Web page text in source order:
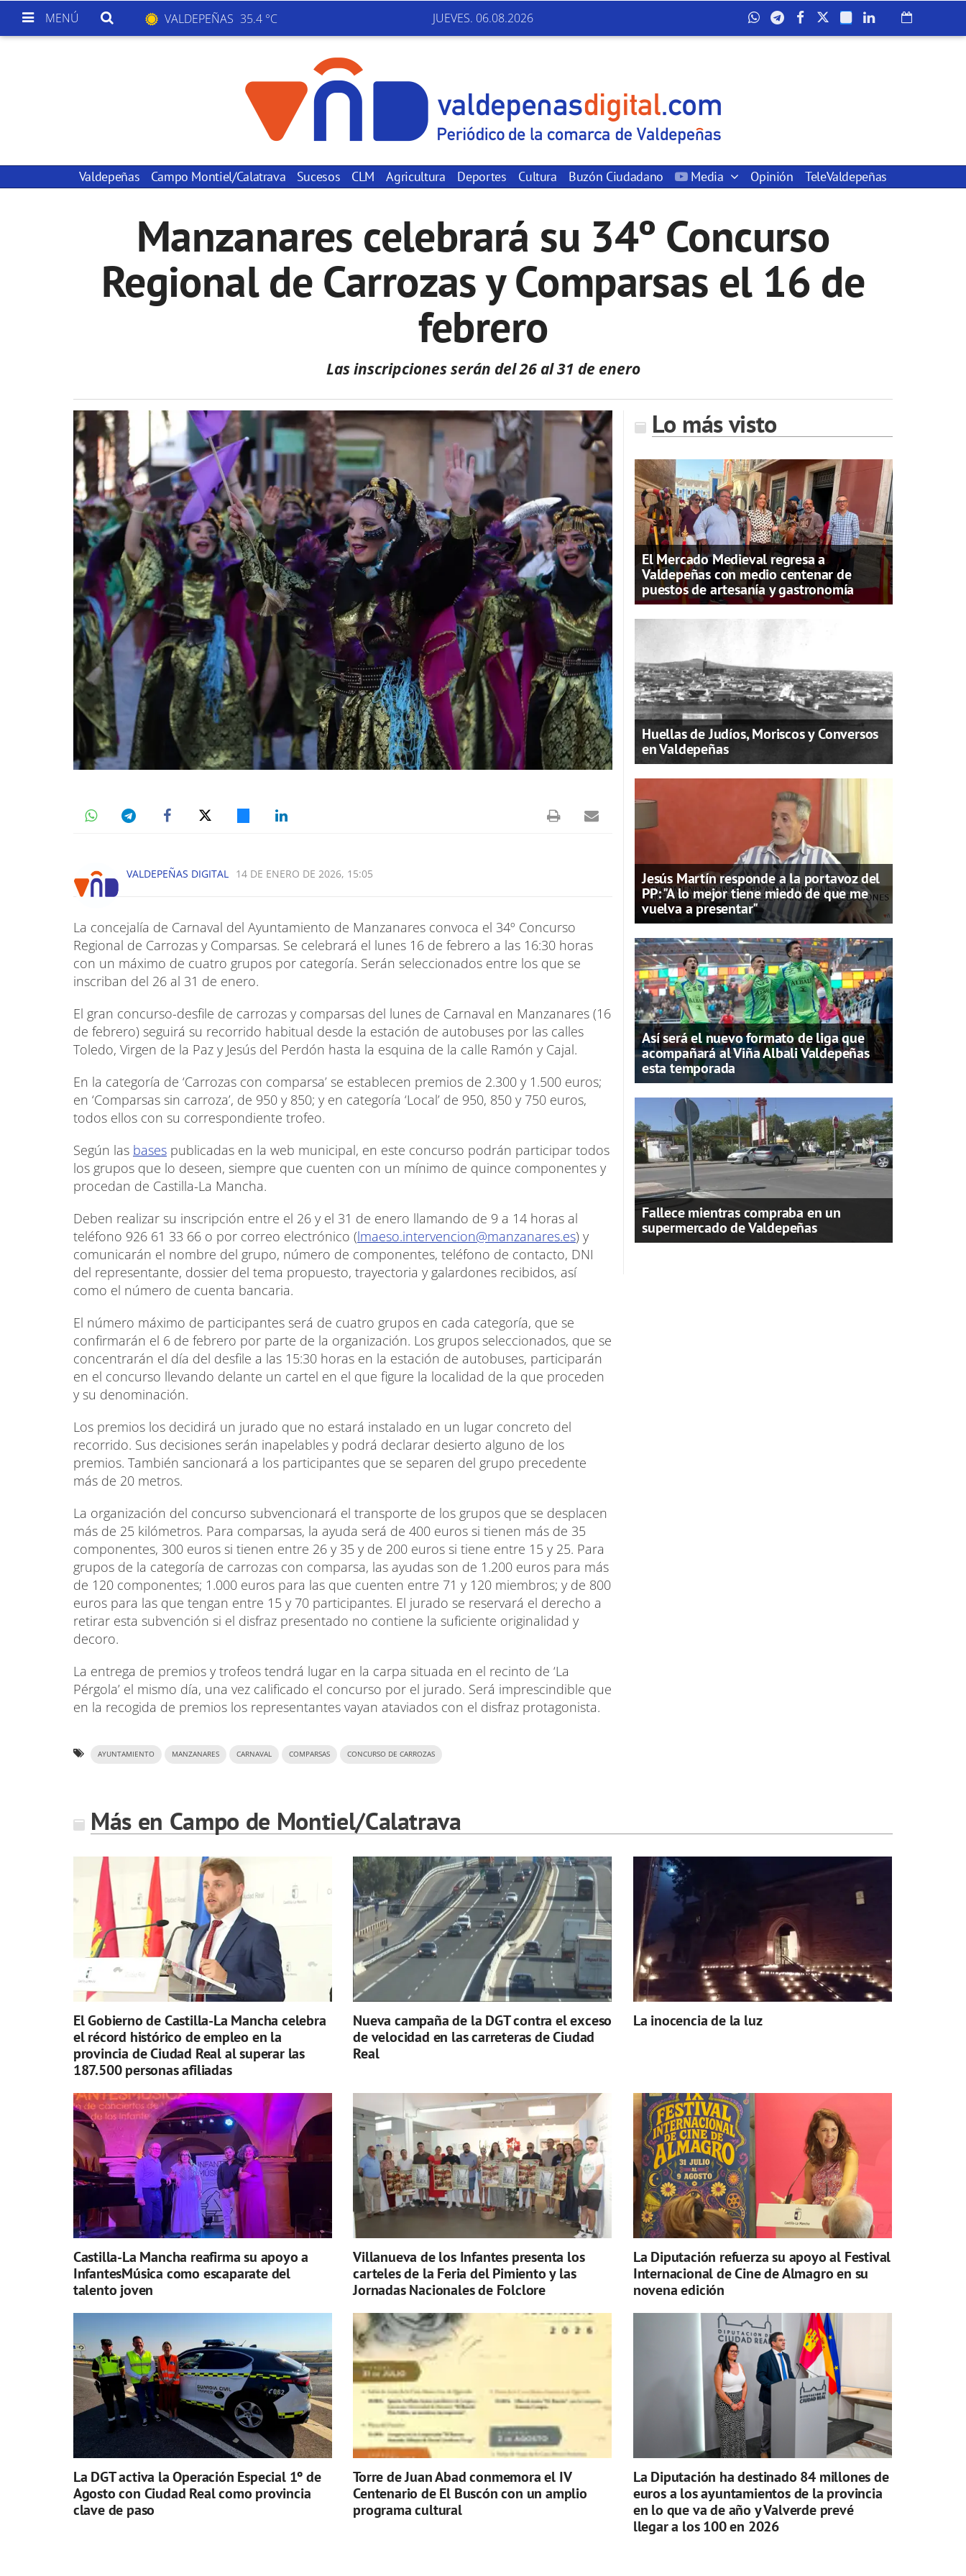
MENÚ VALDEPEÑAS 35.4 °C JUEVES. 06.08.2026
Valdepeñas Campo Montiel/Calatrava Sucesos CLM Agricultura Deportes Cultura Buzón Ciudadano Media Opinión TeleValdepeñas
Manzanares celebrará su 34º Concurso
Regional de Carrozas y Comparsas el 16 de
febrero
Las inscripciones serán del 26 al 31 de enero
VALDEPEÑAS DIGITAL 14 DE ENERO DE 2026, 15:05
La concejalía de Carnaval del Ayuntamiento de Manzanares convoca el 34º Concurso
Regional de Carrozas y Comparsas. Se celebrará el lunes 16 de febrero a las 16:30 horas
con un máximo de cuatro grupos por categoría. Serán seleccionados entre los que se
inscriban del 26 al 31 de enero.
El gran concurso-desfile de carrozas y comparsas del lunes de Carnaval en Manzanares (16
de febrero) seguirá su recorrido habitual desde la estación de autobuses por las calles
Toledo, Virgen de la Paz y Jesús del Perdón hasta la esquina de la calle Ramón y Cajal.
En la categoría de ‘Carrozas con comparsa’ se establecen premios de 2.300 y 1.500 euros;
en ‘Comparsas sin carroza’, de 950 y 850; y en categoría ‘Local’ de 950, 850 y 750 euros,
todos ellos con su correspondiente trofeo.
Según las bases publicadas en la web municipal, en este concurso podrán participar todos
los grupos que lo deseen, siempre que cuenten con un mínimo de quince componentes y
procedan de Castilla-La Mancha.
Deben realizar su inscripción entre el 26 y el 31 de enero llamando de 9 a 14 horas al
teléfono 926 61 33 66 o por correo electrónico (lmaeso.intervencion@manzanares.es) y
comunicarán el nombre del grupo, número de componentes, teléfono de contacto, DNI
del representante, dossier del tema propuesto, trayectoria y galardones recibidos, así
como el número de cuenta bancaria.
El número máximo de participantes será de cuatro grupos en cada categoría, que se
confirmarán el 6 de febrero por parte de la organización. Los grupos seleccionados, que se
concentrarán el día del desfile a las 15:30 horas en la estación de autobuses, participarán
en el concurso llevando delante un cartel en el que figure la localidad de la que proceden
y su denominación.
Los premios los decidirá un jurado que no estará instalado en un lugar concreto del
recorrido. Sus decisiones serán inapelables y podrá declarar desierto alguno de los
premios. También sancionará a los participantes que se separen del grupo precedente
más de 20 metros.
La organización del concurso subvencionará el transporte de los grupos que se desplacen
más de 25 kilómetros. Para comparsas, la ayuda será de 400 euros si tienen más de 35
componentes, 300 euros si tienen entre 26 y 35 y de 200 euros si tiene entre 15 y 25. Para
grupos de la categoría de carrozas con comparsa, las ayudas son de 1.200 euros para más
de 120 componentes; 1.000 euros para las que cuenten entre 71 y 120 miembros; y de 800
euros para las que tengan entre 15 y 70 participantes. El jurado se reservará el derecho a
retirar esta subvención si el disfraz presentado no contiene la suficiente originalidad y
decoro.
La entrega de premios y trofeos tendrá lugar en la carpa situada en el recinto de ‘La
Pérgola’ el mismo día, una vez calificado el concurso por el jurado. Será imprescindible que
en la recogida de premios los representantes vayan ataviados con el disfraz protagonista.
AYUNTAMIENTO MANZANARES CARNAVAL COMPARSAS CONCURSO DE CARROZAS
Lo más visto
El Mercado Medieval regresa a
Valdepeñas con medio centenar de
puestos de artesanía y gastronomía
Huellas de Judíos, Moriscos y Conversos
en Valdepeñas
Jesús Martín responde a la portavoz del
PP: "A lo mejor tiene miedo de que me
vuelva a presentar"
Así será el nuevo formato de liga que
acompañará al Viña Albali Valdepeñas
esta temporada
Fallece mientras compraba en un
supermercado de Valdepeñas
Más en Campo de Montiel/Calatrava
El Gobierno de Castilla-La Mancha celebra
el récord histórico de empleo en la
provincia de Ciudad Real al superar las
187.500 personas afiliadas
Nueva campaña de la DGT contra el exceso
de velocidad en las carreteras de Ciudad
Real
La inocencia de la luz
Castilla-La Mancha reafirma su apoyo a
InfantesMúsica como escaparate del
talento joven
Villanueva de los Infantes presenta los
carteles de la Feria del Pimiento y las
Jornadas Nacionales de Folclore
La Diputación refuerza su apoyo al Festival
Internacional de Cine de Almagro en su
novena edición
La DGT activa la Operación Especial 1º de
Agosto con Ciudad Real como provincia
clave de paso
Torre de Juan Abad conmemora el IV
Centenario de El Buscón con un amplio
programa cultural
La Diputación ha destinado 84 millones de
euros a los ayuntamientos de la provincia
en lo que va de año y Valverde prevé
llegar a los 100 en 2026